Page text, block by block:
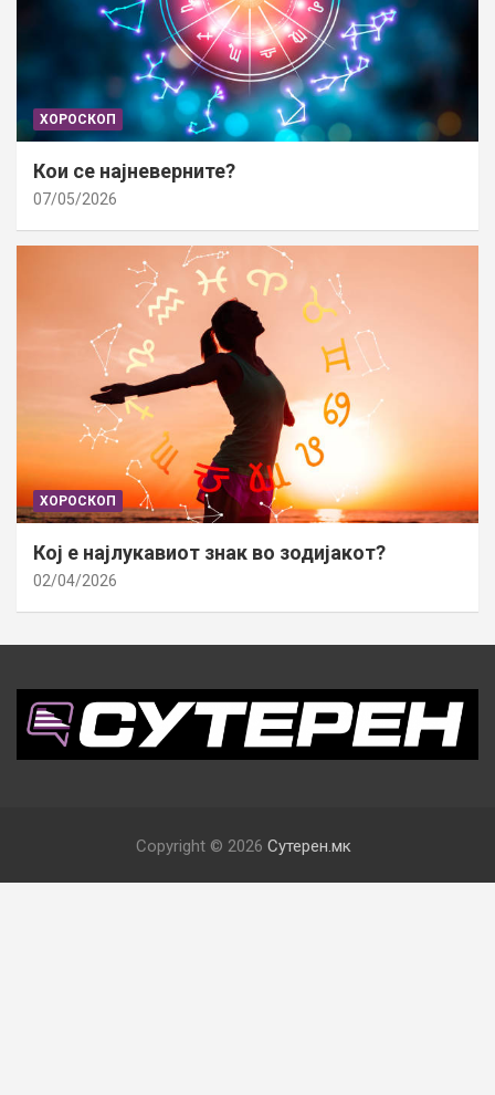
ХОРОСКОП
Кои се најневерните?
07/05/2026
ХОРОСКОП
Кој е најлукавиот знак во зодијакот?
02/04/2026
Copyright © 2026 Сутерен.мк